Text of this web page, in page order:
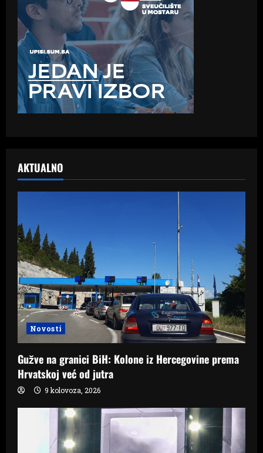
AKTUALNO
Novosti
Gužve na granici BiH: Kolone iz Hercegovine prema
Hrvatskoj već od jutra
9 kolovoza, 2026